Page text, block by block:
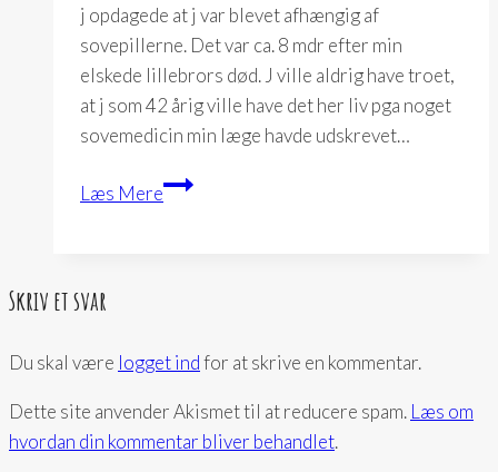
j opdagede at j var blevet afhængig af
sovepillerne. Det var ca. 8 mdr efter min
elskede lillebrors død. J ville aldrig have troet,
at j som 42 årig ville have det her liv pga noget
sovemedicin min læge havde udskrevet…
Læs MereDagbog
Skriv et svar
Du skal være logget indfor at skrive en kommentar.
Dette site anvender Akismet til at reducere spam. Læs om
hvordan din kommentar bliver behandlet.